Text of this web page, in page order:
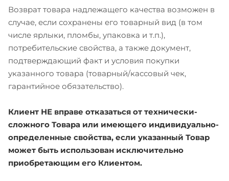
Возврат товара надлежащего качества возможен в
случае, если сохранены его товарный вид (в том
числе ярлыки, пломбы, упаковка и т.п.),
потребительские свойства, а также документ,
подтверждающий факт и условия покупки
указанного товара (товарный/кассовый чек,
гарантийное обязательство).
Клиент НЕ вправе отказаться от технически-
сложного Товара или имеющего индивидуально-
определенные свойства, если указанный Товар
может быть использован исключительно
приобретающим его Клиентом.